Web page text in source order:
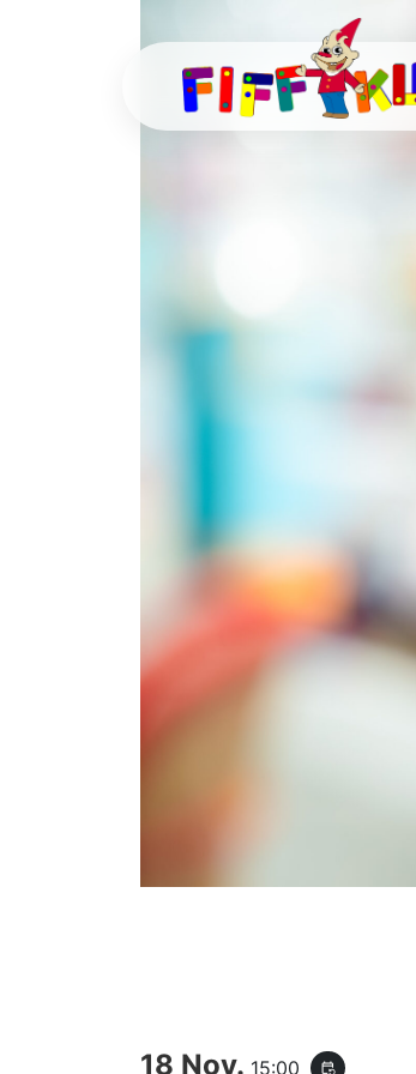
18 Nov. 15:00 event_repeat